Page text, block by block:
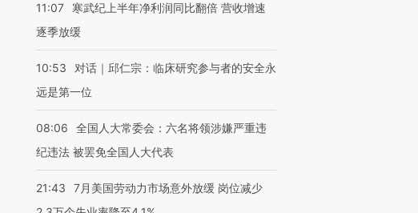
11:07
寒武纪上半年净利润同比翻倍 营收增速
逐季放缓
10:53
对话｜邱仁宗：临床研究参与者的安全永
远是第一位
08:06
全国人大常委会：六名将领涉嫌严重违
纪违法 被罢免全国人大代表
21:43
7月美国劳动力市场意外放缓 岗位减少